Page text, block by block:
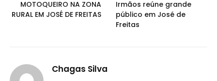
MOTOQUEIRO NA ZONA
RURAL EM JOSÉ DE FREITAS
Irmãos reúne grande
público em José de
Freitas
Chagas Silva